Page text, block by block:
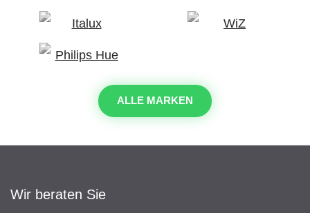
ALLE MARKEN
Wir beraten Sie